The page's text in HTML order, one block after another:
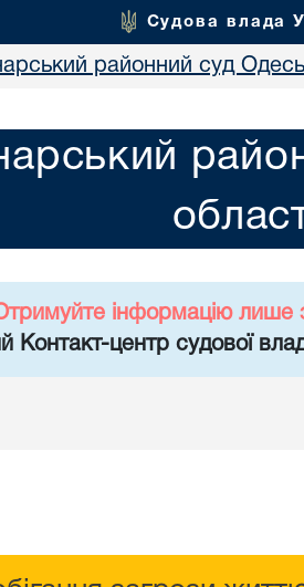
Судова влада
районний суд
інформацію лише
Контакт-центр судової